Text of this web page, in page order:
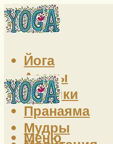
Йога
Асаны
Техники
Пранаяма
Мудры
Меню